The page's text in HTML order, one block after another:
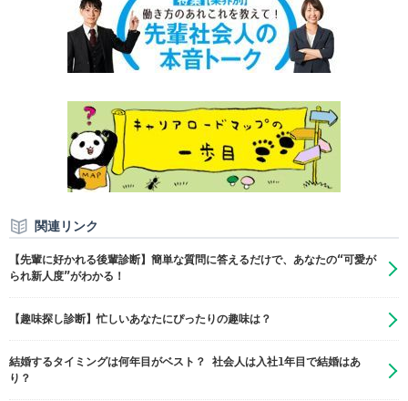
関連リンク
【先輩に好かれる後輩診断】簡単な質問に答えるだけで、あなたの“可愛が
られ新人度”がわかる！
【趣味探し診断】忙しいあなたにぴったりの趣味は？
結婚するタイミングは何年目がベスト？ 社会人は入社1年目で結婚はあ
り？